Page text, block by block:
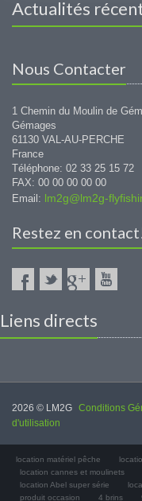
Actualités
Nous Contacter
1 Chemin du Moulin de
Gémages
61130 VAL-AU-PERCHE
France
Téléphone: 02 33 25 15 72
FAX: 00 00 00 00 00
Email: lm2g@lm2g-
Restez en
Liens directs
2026 © LM2G Conditions
d'utilisation
location matériel pêche
location cannes et moulinets
location Abel super série
produit occasion
4 brins